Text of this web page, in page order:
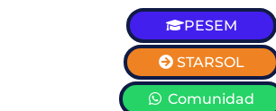
PESEM
STARSOL
Comunidad